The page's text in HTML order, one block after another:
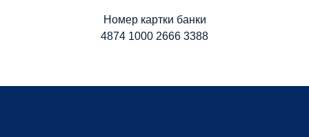
Номер картки банки
4874 1000 2666 3388